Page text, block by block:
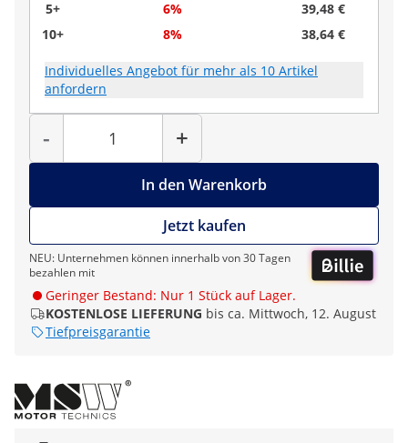
5+
6%
39,48 €
10+
8% 38,64 €
Individuelles Angebot für mehr als 10 Artikel
anfordern
-
Menge
+
In den Warenkorb
Jetzt kaufen
NEU: Unternehmen können innerhalb von 30 Tagen
bezahlen mit
Geringer Bestand: Nur 1 Stück auf Lager.
KOSTENLOSE LIEFERUNG bis ca. Mittwoch, 12. August
Tiefpreisgarantie